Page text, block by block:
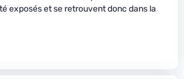
exposés et se retrouvent donc dans la